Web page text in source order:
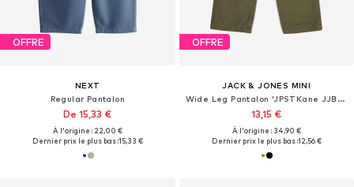
OFFRE
NEXT
Regular Pantalon
De 15,33 €
À l'origine : 22,00 €
Dernier prix le plus bas :15,33 €
OFFRE
JACK & JONES MINI
Wide Leg Pantalon 'JPSTKane JJBarkley'
13,15 €
À l'origine : 34,90 €
Dernier prix le plus bas :12,56 €